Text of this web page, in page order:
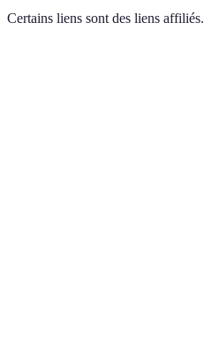
Certains liens sont des liens affiliés.